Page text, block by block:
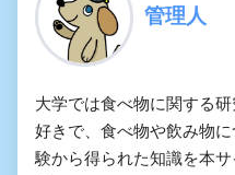
管理人
大学では食べ物に関する
好きで、食べ物や飲み物
験から得られた知識を本